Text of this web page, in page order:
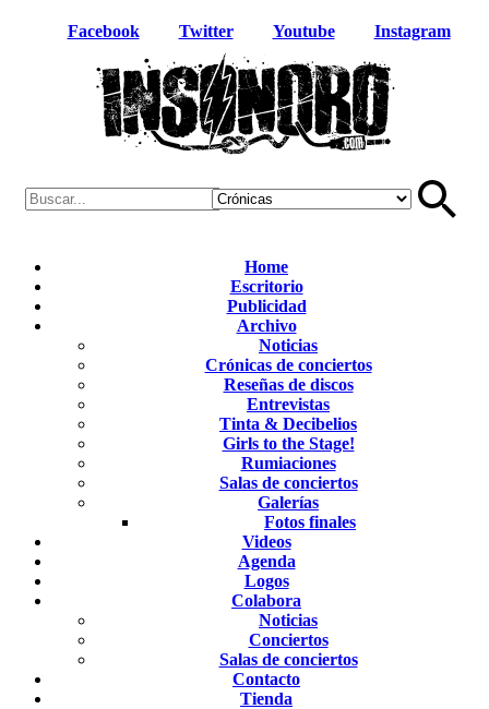
Facebook Twitter Youtube Instagram
Home
Escritorio
Publicidad
Archivo
Noticias
Crónicas de conciertos
Reseñas de discos
Entrevistas
Tinta & Decibelios
Girls to the Stage!
Rumiaciones
Salas de conciertos
Galerías
Fotos finales
Videos
Agenda
Logos
Colabora
Noticias
Conciertos
Salas de conciertos
Contacto
Tienda